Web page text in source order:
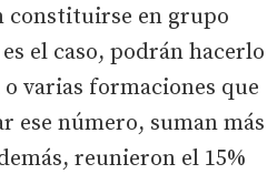
constituirse en grupo
el caso, podrán hacerlo
varias formaciones que
ese número, suman más
reunieron el 15%